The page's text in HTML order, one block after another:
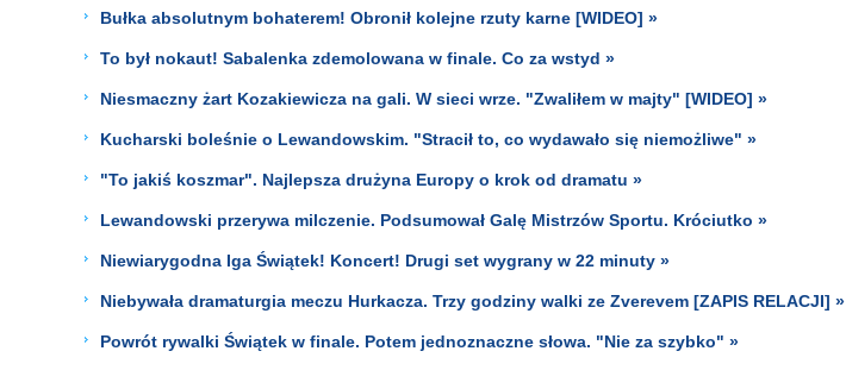
Bułka absolutnym bohaterem! Obronił kolejne rzuty karne [WIDEO] »
To był nokaut! Sabalenka zdemolowana w finale. Co za wstyd »
Niesmaczny żart Kozakiewicza na gali. W sieci wrze. "Zwaliłem w majty" [WIDEO] »
Kucharski boleśnie o Lewandowskim. "Stracił to, co wydawało się niemożliwe" »
"To jakiś koszmar". Najlepsza drużyna Europy o krok od dramatu »
Lewandowski przerywa milczenie. Podsumował Galę Mistrzów Sportu. Króciutko »
Niewiarygodna Iga Świątek! Koncert! Drugi set wygrany w 22 minuty »
Niebywała dramaturgia meczu Hurkacza. Trzy godziny walki ze Zverevem [ZAPIS RELACJI] »
Powrót rywalki Świątek w finale. Potem jednoznaczne słowa. "Nie za szybko" »